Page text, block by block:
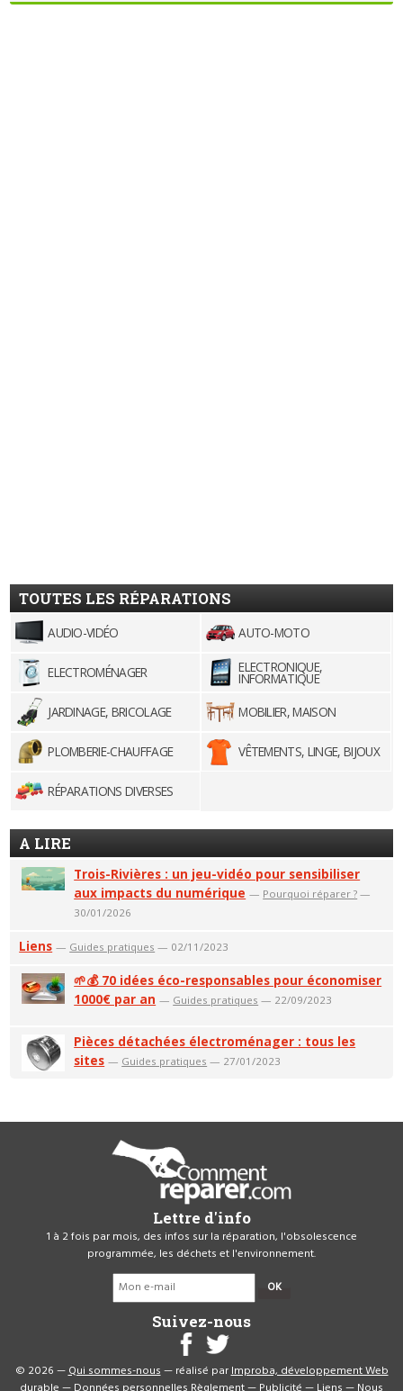
TOUTES LES RÉPARATIONS
AUDIO-VIDÉO AUTO-MOTO
ELECTROMÉNAGER ELECTRONIQUE,
INFORMATIQUE
JARDINAGE, BRICOLAGE
MOBILIER, MAISON
PLOMBERIE-CHAUFFAGE VÊTEMENTS, LINGE, BIJOUX
RÉPARATIONS DIVERSES
A LIRE
Trois-Rivières : un jeu-vidéo pour sensibiliser
aux impacts du numérique — Pourquoi réparer ? —
30/01/2026
Liens — Guides pratiques — 02/11/2023
🌱💰 70 idées éco-responsables pour économiser
1000€ par an — Guides pratiques — 22/09/2023
Pièces détachées électroménager : tous les
sites — Guides pratiques — 27/01/2023
Lettre d'info
1 à 2 fois par mois, des infos sur la réparation, l'obsolescence
programmée, les déchets et l'environnement.
OK
Suivez-nous
© 2026 —Qui sommes-nous— réalisé parImproba, développement Web